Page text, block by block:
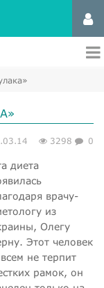
3298 0
диета
врачу-
из
Олегу
Этот человек
не терпит
рамок, он